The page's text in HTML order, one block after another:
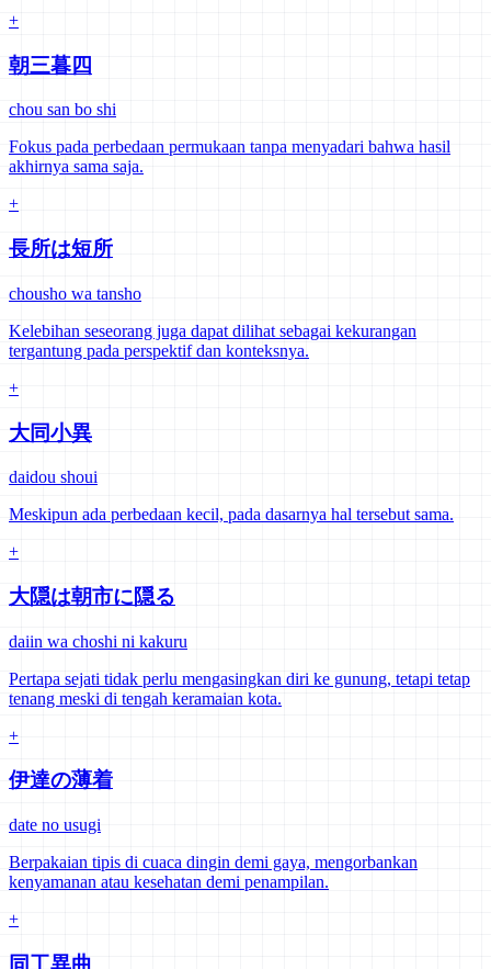
+
朝三暮四
chou san bo shi
Fokus pada perbedaan permukaan tanpa menyadari bahwa hasil
akhirnya sama saja.
+
長所は短所
chousho wa tansho
Kelebihan seseorang juga dapat dilihat sebagai kekurangan
tergantung pada perspektif dan konteksnya.
+
大同小異
daidou shoui
Meskipun ada perbedaan kecil, pada dasarnya hal tersebut sama.
+
大隠は朝市に隠る
daiin wa choshi ni kakuru
Pertapa sejati tidak perlu mengasingkan diri ke gunung, tetapi tetap
tenang meski di tengah keramaian kota.
+
伊達の薄着
date no usugi
Berpakaian tipis di cuaca dingin demi gaya, mengorbankan
kenyamanan atau kesehatan demi penampilan.
+
同工異曲